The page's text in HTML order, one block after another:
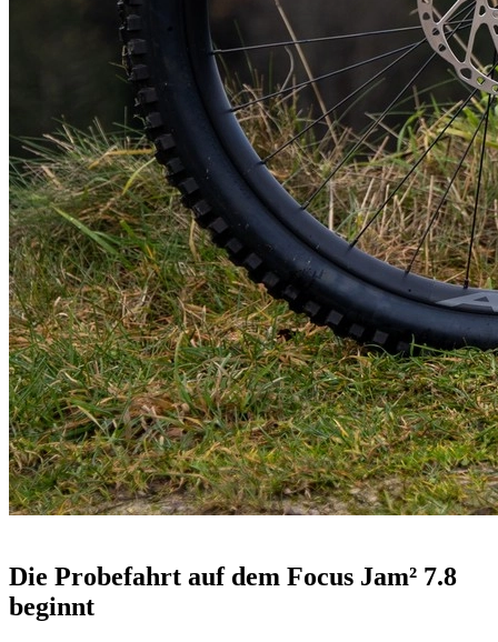
Die Probefahrt auf dem Focus Jam² 7.8
beginnt